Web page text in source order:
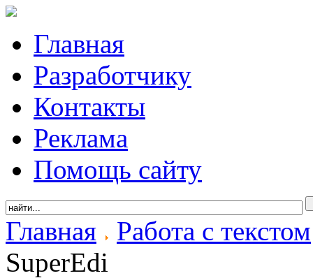
Главная
Разработчику
Контакты
Реклама
Помощь сайту
Главная
Работа с текстом
SuperEdi